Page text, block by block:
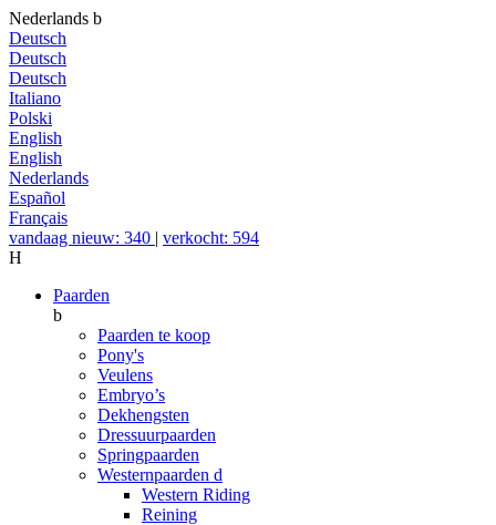
Nederlands b
Deutsch
Deutsch
Deutsch
Italiano
Polski
English
English
Nederlands
Español
Français
vandaag nieuw: 340 | verkocht: 594
H
Paarden
b
Paarden te koop
Pony's
Veulens
Embryo’s
Dekhengsten
Dressuurpaarden
Springpaarden
Westernpaarden d
Western Riding
Reining